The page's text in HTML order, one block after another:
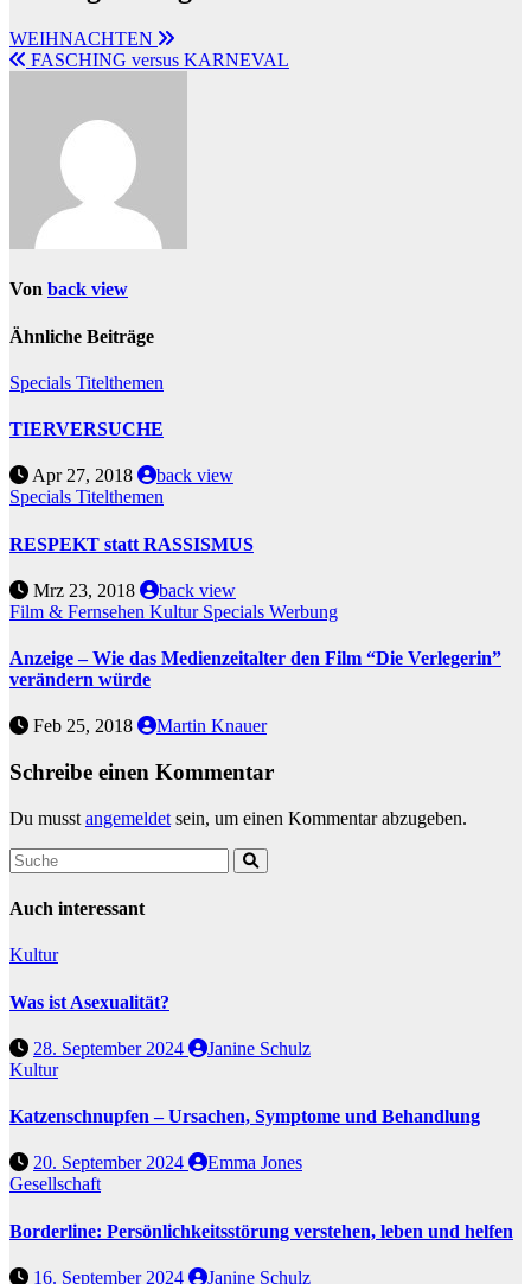
WEIHNACHTEN
FASCHING versus KARNEVAL
Von back view
Ähnliche Beiträge
Specials Titelthemen
TIERVERSUCHE
Apr 27, 2018
back view
Specials Titelthemen
RESPEKT statt RASSISMUS
Mrz 23, 2018
back view
Film & Fernsehen Kultur Specials Werbung
Anzeige – Wie das Medienzeitalter den Film “Die Verlegerin”
verändern würde
Feb 25, 2018 Martin Knauer
Schreibe einen Kommentar
Du musst angemeldet sein, um einen Kommentar abzugeben.
Auch interessant
Kultur
Was ist Asexualität?
28. September 2024
Janine Schulz
Kultur
Katzenschnupfen – Ursachen, Symptome und Behandlung
20. September 2024
Emma Jones
Gesellschaft
Borderline: Persönlichkeitsstörung verstehen, leben und helfen
16. September 2024 Janine Schulz